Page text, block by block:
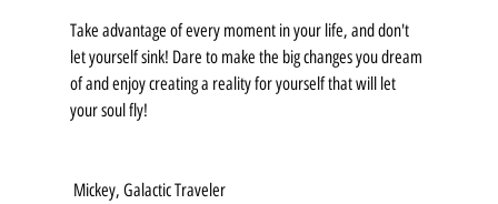
Take advantage of every moment in your life, and don't
let yourself sink! Dare to make the big changes you dream
of and enjoy creating a reality for yourself that will let
your soul fly!
Mickey, Galactic Traveler